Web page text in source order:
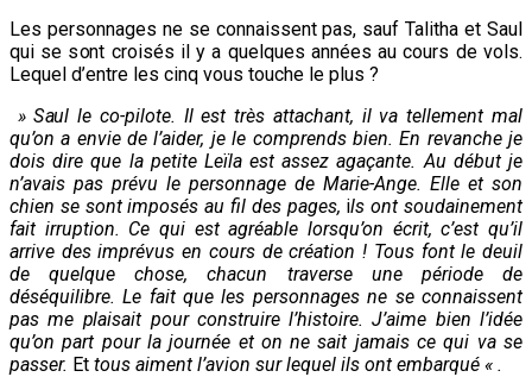
Les personnages ne se connaissent pas, sauf Talitha et Saul
qui se sont croisés il y a quelques années au cours de vols.
Lequel d’entre les cinq vous touche le plus ?
» Saul le co-pilote. Il est très attachant, il va tellement mal
qu’on a envie de l’aider, je le comprends bien. En revanche je
dois dire que la petite Leïla est assez agaçante. Au début je
n’avais pas prévu le personnage de Marie-Ange. Elle et son
chien se sont imposés au fil des pages, ils ont soudainement
fait irruption. Ce qui est agréable lorsqu’on écrit, c’est qu’il
arrive des imprévus en cours de création ! Tous font le deuil
de quelque chose, chacun traverse une période de
déséquilibre. Le fait que les personnages ne se connaissent
pas me plaisait pour construire l’histoire. J’aime bien l’idée
qu’on part pour la journée et on ne sait jamais ce qui va se
passer. Et tous aiment l’avion sur lequel ils ont embarqué « .